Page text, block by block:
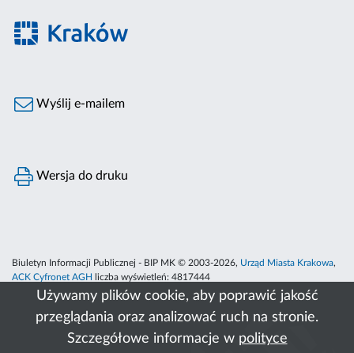
Używamy plików cookie, aby poprawić jakość
przeglądania oraz analizować ruch na stronie.
Szczegółowe informacje w polityce
Wyślij e-mailem
Wersja do druku
Biuletyn Informacji Publicznej - BIP MK © 2003-2026, Urząd Miasta Krakowa,
ACK Cyfronet AGH
liczba wyświetleń: 4817444